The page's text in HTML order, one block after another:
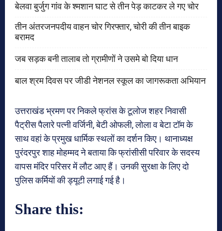
बेलवा बुर्जुग गांव के श्मशान घाट से तीन पेड़ काटकर ले गए चोर
तीन अंतरजनपदीय वाहन चोर गिरफ्तार, चोरी की तीन बाइक
बरामद
जब सड़क बनी तालाब तो ग्रामीणों ने उसमे बो दिया धान
बाल श्रम दिवस पर जीडी नेशनल स्कूल का जागरूकता अभियान
उत्तराखंड भ्रमण पर निकले फ्रांस के टूलोज शहर निवासी
पैट्रीस पैलारे पत्नी वर्जिनी, बेटी ओफली, लोला व बेटा टॉम के
साथ वहां के प्रमुख धार्मिक स्थलों का दर्शन किए। थानाध्यक्ष
पुरंदरपुर शाह मोहम्मद ने बताया कि फ्रांसीसी परिवार के सदस्य
वापस मंदिर परिसर में लौट आए हैं। उनकी सुरक्षा के लिए दो
पुलिस कर्मियों की ड्यूटी लगाई गई है।
Share this: